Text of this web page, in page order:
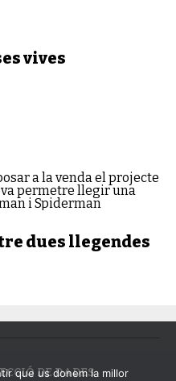
vives
dues llegendes
DE DADES
que us donem la millor